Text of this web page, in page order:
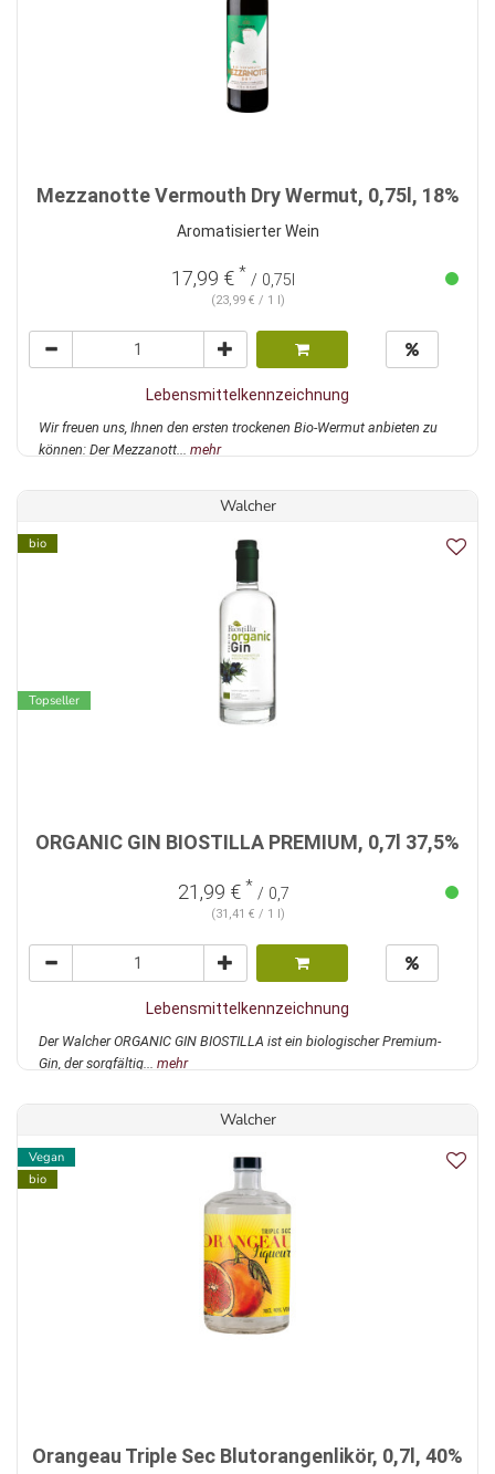
Mezzanotte Vermouth Dry Wermut, 0,75l, 18%
Aromatisierter Wein
17,99 € * / 0,75l
(23,99 € / 1 l)
Lebensmittelkennzeichnung
Wir freuen uns, Ihnen den ersten trockenen Bio-Wermut anbieten zu
können: Der Mezzanott... mehr
Walcher
bio
Topseller
ORGANIC GIN BIOSTILLA PREMIUM, 0,7l 37,5%
21,99 € * / 0,7
(31,41 € / 1 l)
Lebensmittelkennzeichnung
Der Walcher ORGANIC GIN BIOSTILLA ist ein biologischer Premium-
Gin, der sorgfältig... mehr
Walcher
Vegan
bio
Orangeau Triple Sec Blutorangenlikör, 0,7l, 40%